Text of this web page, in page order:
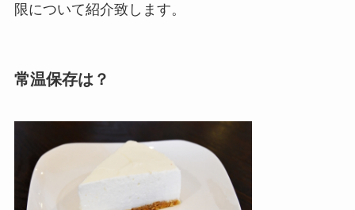
限について紹介致します。
常温保存は？